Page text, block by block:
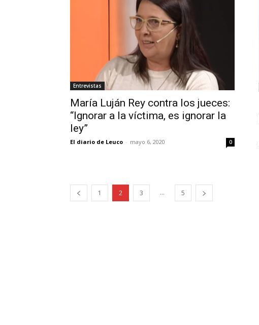
Entrevistas
María Luján Rey contra los jueces:
“Ignorar a la víctima, es ignorar la
ley”
El diario de Leuco - mayo 6, 2020 0
1 2 3 ... 5